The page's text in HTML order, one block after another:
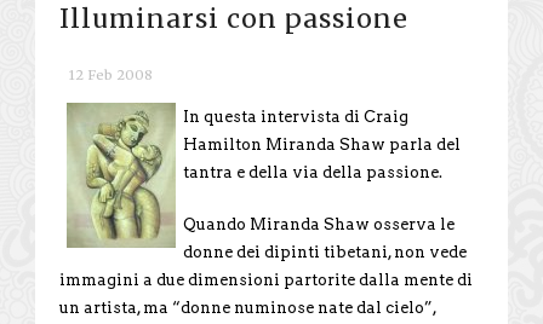
Illuminarsi con passione
12 Feb 2008
In questa intervista di Craig
Hamilton Miranda Shaw parla del
tantra e della via della passione.
Quando Miranda Shaw osserva le
donne dei dipinti tibetani, non vede
immagini a due dimensioni partorite dalla mente di
un artista, ma “donne numinose nate dal cielo”,